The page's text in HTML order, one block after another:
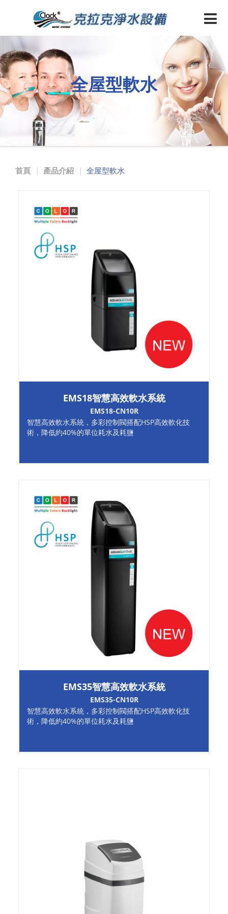
全屋型軟水
首頁 產品介紹 全屋型軟水
EMS18智慧高效軟水系統
EMS18-CN10R
智慧高效軟水系統，多彩控制閥搭配HSP高效軟化技
術，降低約40%的單位耗水及耗鹽
EMS35智慧高效軟水系統
EMS35-CN10R
智慧高效軟水系統，多彩控制閥搭配HSP高效軟化技
術，降低約40%的單位耗水及耗鹽